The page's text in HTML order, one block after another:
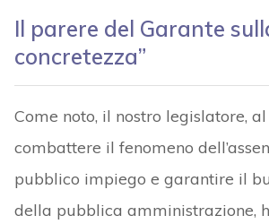
Il parere del Garante
concretezza”
Come noto, il nostro legislatore,
combattere il fenomeno
pubblico impiego e garantire il
della pubblica amministrazione,